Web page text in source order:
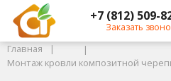
+7 (812) 509-
Заказать
Главная
Монтаж кровли композитной
Монтаж кровли
Главная
Монтаж кровли композитной